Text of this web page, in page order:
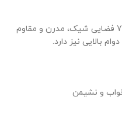
موکت استاندارد کارپتز طرح کو پایلت 756 فضایی شیک، مدرن و مقاوم
بالایی نیز دارد.
و نشیمن